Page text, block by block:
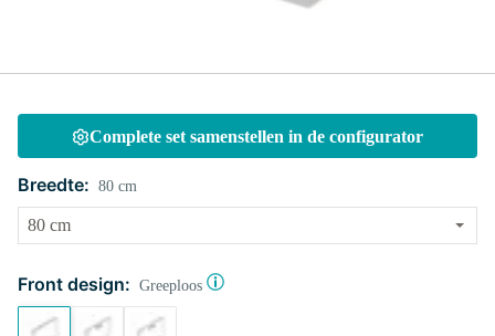
Complete set samenstellen in de configurator
Breedte: 80 cm
Front design: Greeploos